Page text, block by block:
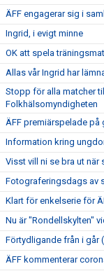
ÄFF engagerar sig i
Ingrid, i evigt minne
OK att spela
Allas vår Ingrid har
Stopp för alla matcher
Folkhälsomyndigheten
ÄFF premiärspelade på
Information kring
Visst vill ni se bra ut när
Fotograferingsdags av
Klart för enkelserie för
Nu är "Rondellskylten"
Förtydligande från i går
ÄFF kommenterar